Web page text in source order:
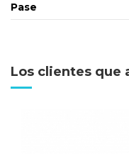
Pase
Los clientes que